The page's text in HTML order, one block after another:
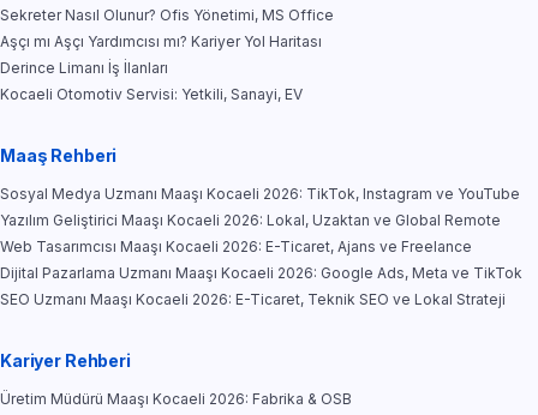
Sekreter Nasıl Olunur? Ofis Yönetimi, MS Office
Aşçı mı Aşçı Yardımcısı mı? Kariyer Yol Haritası
Derince Limanı İş İlanları
Kocaeli Otomotiv Servisi: Yetkili, Sanayi, EV
Maaş Rehberi
Sosyal Medya Uzmanı Maaşı Kocaeli 2026: TikTok, Instagram ve YouTube
Yazılım Geliştirici Maaşı Kocaeli 2026: Lokal, Uzaktan ve Global Remote
Web Tasarımcısı Maaşı Kocaeli 2026: E-Ticaret, Ajans ve Freelance
Dijital Pazarlama Uzmanı Maaşı Kocaeli 2026: Google Ads, Meta ve TikTok
SEO Uzmanı Maaşı Kocaeli 2026: E-Ticaret, Teknik SEO ve Lokal Strateji
Kariyer Rehberi
Üretim Müdürü Maaşı Kocaeli 2026: Fabrika & OSB